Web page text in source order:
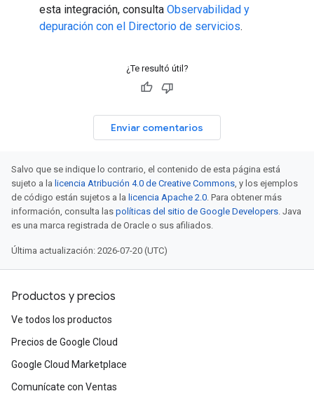
esta integración, consulta Observabilidad y
depuración con el Directorio de servicios.
¿Te resultó útil?
Enviar comentarios
Salvo que se indique lo contrario, el contenido de esta página está
sujeto a la licencia Atribución 4.0 de Creative Commons, y los ejemplos
de código están sujetos a la licencia Apache 2.0. Para obtener más
información, consulta las políticas del sitio de Google Developers. Java
es una marca registrada de Oracle o sus afiliados.
Última actualización: 2026-07-20 (UTC)
Productos y precios
Ve todos los productos
Precios de Google Cloud
Google Cloud Marketplace
Comunícate con Ventas